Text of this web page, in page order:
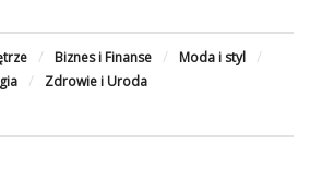
Biznes i Finanse
Moda i styl
Zdrowie i Uroda